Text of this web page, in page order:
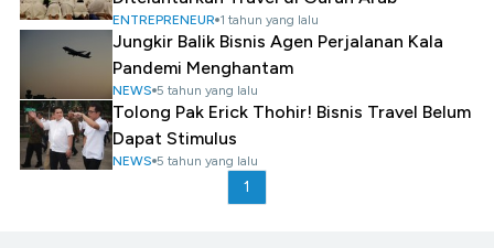
ENTREPRENEUR 1 tahun yang lalu
Jungkir Balik Bisnis Agen Perjalanan Kala
Pandemi Menghantam
NEWS 5 tahun yang lalu
Tolong Pak Erick Thohir! Bisnis Travel Belum
Dapat Stimulus
NEWS 5 tahun yang lalu
1